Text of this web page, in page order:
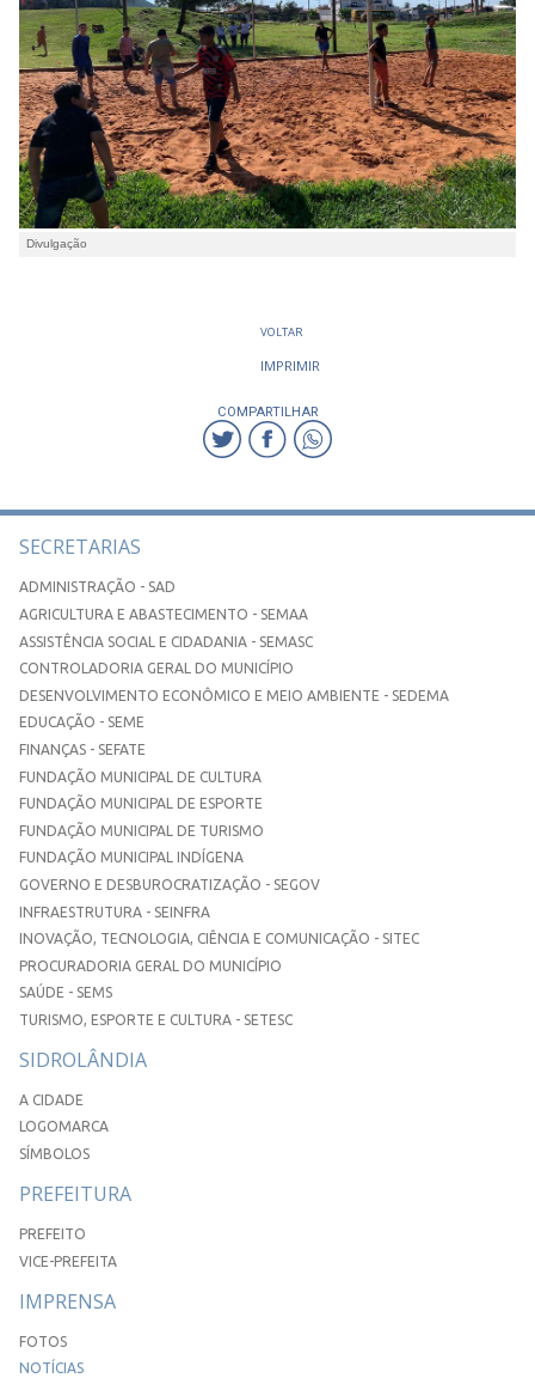
Divulgação
VOLTAR
IMPRIMIR
COMPARTILHAR
SECRETARIAS
ADMINISTRAÇÃO - SAD
AGRICULTURA E ABASTECIMENTO - SEMAA
ASSISTÊNCIA SOCIAL E CIDADANIA - SEMASC
CONTROLADORIA GERAL DO MUNICÍPIO
DESENVOLVIMENTO ECONÔMICO E MEIO AMBIENTE - SEDEMA
EDUCAÇÃO - SEME
FINANÇAS - SEFATE
FUNDAÇÃO MUNICIPAL DE CULTURA
FUNDAÇÃO MUNICIPAL DE ESPORTE
FUNDAÇÃO MUNICIPAL DE TURISMO
FUNDAÇÃO MUNICIPAL INDÍGENA
GOVERNO E DESBUROCRATIZAÇÃO - SEGOV
INFRAESTRUTURA - SEINFRA
INOVAÇÃO, TECNOLOGIA, CIÊNCIA E COMUNICAÇÃO - SITEC
PROCURADORIA GERAL DO MUNICÍPIO
SAÚDE - SEMS
TURISMO, ESPORTE E CULTURA - SETESC
SIDROLÂNDIA
A CIDADE
LOGOMARCA
SÍMBOLOS
PREFEITURA
PREFEITO
VICE-PREFEITA
IMPRENSA
FOTOS
NOTÍCIAS